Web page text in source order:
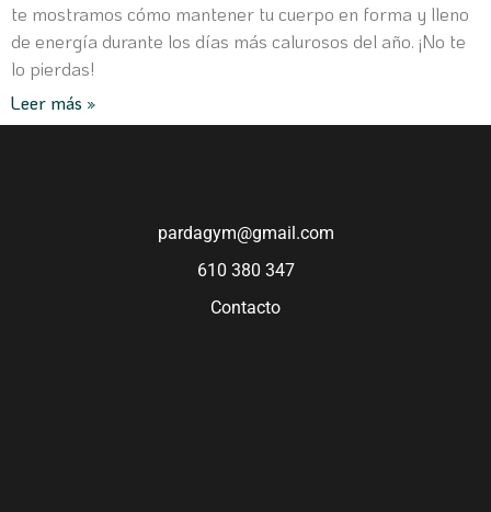
te mostramos cómo mantener tu cuerpo en forma y lleno
de energía durante los días más calurosos del año. ¡No te
lo pierdas!
Leer más »
pardagym@gmail.com
610 380 347
Contacto